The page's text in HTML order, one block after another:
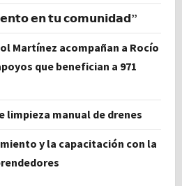
𝗲𝗻 𝘁𝘂 𝗰𝗼𝗺𝘂𝗻𝗶𝗱𝗮𝗱”
Martínez acompañan a Rocío
que benefician a 971
limpieza manual de drenes
y la capacitación con la